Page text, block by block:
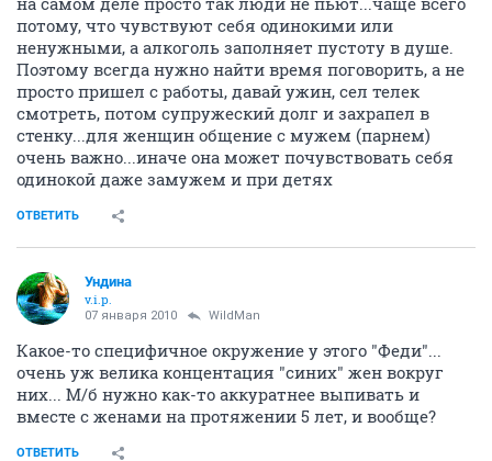
потому, что чувствуют себя одинокими или
ненужными, а алкоголь заполняет пустоту в душе.
Поэтому всегда нужно найти время поговорить, а не
просто пришел с работы, давай ужин, сел телек
смотреть, потом супружеский долг и захрапел в
стенку...для женщин общение с мужем (парнем)
очень важно...иначе она может почувствовать себя
одинокой даже замужем и при детях
ОТВЕТИТЬ
Ундина
v.i.p.
07 января 2010 WildMan
Какое-то специфичное окружение у этого "Феди"...
очень уж велика концентация "синих" жен вокруг
них... М/б нужно как-то аккуратнее выпивать и
вместе с женами на протяжении 5 лет, и вообще?
ОТВЕТИТЬ